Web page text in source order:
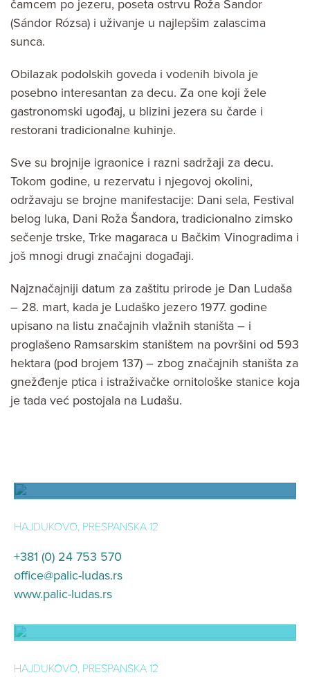
čamcem po jezeru, poseta ostrvu Roža Šandor
(Sándor Rózsa) i uživanje u najlepšim zalascima
sunca.
Obilazak podolskih goveda i vodenih bivola je
posebno interesantan za decu. Za one koji žele
gastronomski ugođaj, u blizini jezera su čarde i
restorani tradicionalne kuhinje.
Sve su brojnije igraonice i razni sadržaji za decu.
Tokom godine, u rezervatu i njegovoj okolini,
održavaju se brojne manifestacije: Dani sela, Festival
belog luka, Dani Roža Šandora, tradicionalno zimsko
sečenje trske, Trke magaraca u Bačkim Vinogradima i
još mnogi drugi značajni događaji.
Najznačajniji datum za zaštitu prirode je Dan Ludaša
– 28. mart, kada je Ludaško jezero 1977. godine
upisano na listu značajnih vlažnih staništa – i
proglašeno Ramsarskim staništem na površini od 593
hektara (pod brojem 137) – zbog značajnih staništa za
gnežđenje ptica i istraživačke ornitološke stanice koja
je tada već postojala na Ludašu.
Vizitorski centar Ludaš
HAJDUKOVO, PRESPANSKA 12
+381 (0) 24 753 570
office@palic-ludas.rs
www.palic-ludas.rs
Sunjog Čarda
HAJDUKOVO, PRESPANSKA 12